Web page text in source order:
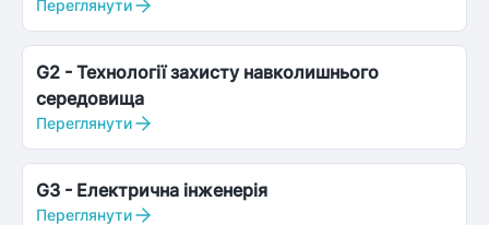
Переглянути
G2 - Технології захисту навколишнього
середовища
Переглянути
G3 - Електрична інженерія
Переглянути